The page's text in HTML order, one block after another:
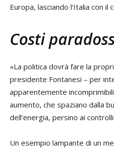
Europa, lasciando l’Italia con il
Costi
«La politica dovrà fare la
presidente Fontanesi – per
apparentemente
aumento, che spaziano dalla
dell’energia, persino ai
Un esempio lampante di un